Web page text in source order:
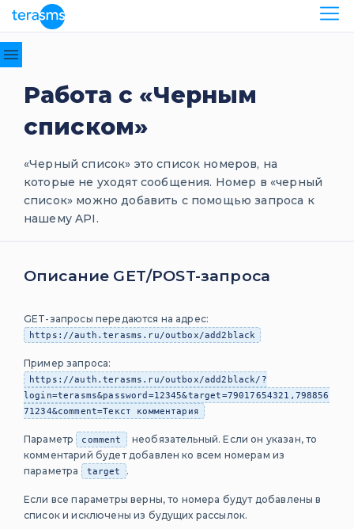
Отправка
сообщений
SMPP-
HTTP/HTTPS-
протокол
Авторизация
HTTP API
«Kаскадные»
сообщения
Голосовые
сообщения
Flash Call
Mobile ID
(Мобильный ID)
WhatsApp
Коды
Telegram
Работа с «Черным
списком»
«Черный список» это список номеров, на
которые не уходят сообщения. Номер в «черный
список» можно добавить с помощью запроса к
нашему API.
Описание GET/POST-запроса
GET-запросы передаются на адрес:
https://auth.terasms.ru/outbox/add2black
Пример запроса:
https://auth.terasms.ru/outbox/add2black/?
login=terasms&password=12345&target=79017654321,798856
71234&comment=Текст комментария
Параметр comment
необязательный. Если он указан, то
комментарий будет добавлен ко всем номерам из
параметра
target .
Если все параметры верны, то номера будут добавлены в
список и исключены из будущих рассылок.